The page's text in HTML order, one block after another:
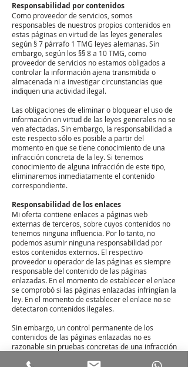
Responsabilidad por contenidos
Como proveedor de servicios, somos
responsables de nuestros propios contenidos en
estas páginas en virtud de las leyes generales
según § 7 párrafo 1 TMG leyes alemanas. Sin
embargo, según los §§ 8 a 10 TMG, como
proveedor de servicios no estamos obligados a
controlar la información ajena transmitida o
almacenada ni a investigar circunstancias que
indiquen una actividad ilegal.
Las obligaciones de eliminar o bloquear el uso de
información en virtud de las leyes generales no se
ven afectadas. Sin embargo, la responsabilidad a
este respecto sólo es posible a partir del
momento en que se tiene conocimiento de una
infracción concreta de la ley. Si tenemos
conocimiento de alguna infracción de este tipo,
eliminaremos inmediatamente el contenido
correspondiente.
Responsabilidad de los enlaces
Mi oferta contiene enlaces a páginas web
externas de terceros, sobre cuyos contenidos no
tenemos ninguna influencia. Por lo tanto, no
podemos asumir ninguna responsabilidad por
estos contenidos externos. El respectivo
proveedor u operador de las páginas es siempre
responsable del contenido de las páginas
enlazadas. En el momento de establecer el enlace
se comprobó si las páginas enlazadas infringían la
ley. En el momento de establecer el enlace no se
detectaron contenidos ilegales.
Sin embargo, un control permanente de los
contenidos de las páginas enlazadas no es
razonable sin pruebas concretas de una infracción